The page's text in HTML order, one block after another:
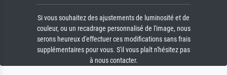
Si vous souhaitez des ajustements de luminosité et de
couleur, ou un recadrage personnalisé de l'image, nous
serons heureux d'effectuer ces modifications sans frais
supplémentaires pour vous. S'il vous plaît n'hésitez pas
à nous contacter.